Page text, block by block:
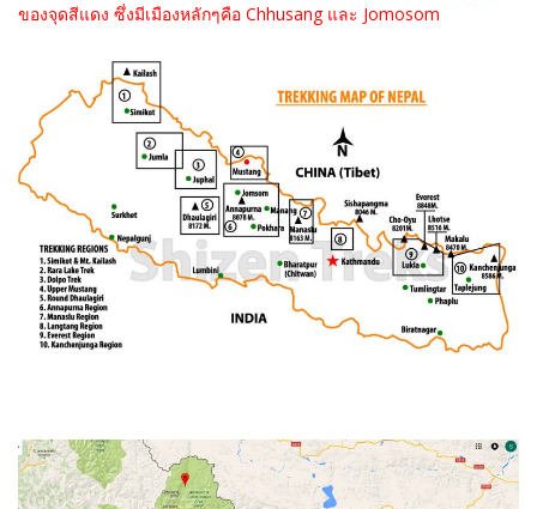
ของจุดสีแดง ซึ่งมีเมืองหลักๆคือ Chhusang และ Jomosom